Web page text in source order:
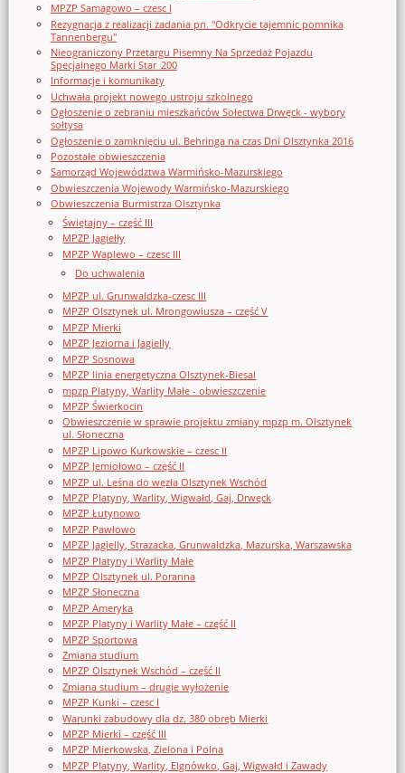
MPZP Samagowo – czesc I
Rezygnacja z realizacji zadania pn. "Odkrycie tajemnic pomnika
Tannenbergu"
Nieograniczony Przetargu Pisemny Na Sprzedaż Pojazdu
Specjalnego Marki Star_200
Informacje i komunikaty
Uchwała projekt nowego ustroju szkolnego
Ogłoszenie o zebraniu mieszkańców Sołectwa Drwęck - wybory
sołtysa
Ogłoszenie o zamknięciu ul. Behringa na czas Dni Olsztynka 2016
Pozostałe obwieszczenia
Samorząd Województwa Warmińsko-Mazurskiego
Obwieszczenia Wojewody Warmińsko-Mazurskiego
Obwieszczenia Burmistrza Olsztynka
Świętajny – część III
MPZP Jagiełły
MPZP Waplewo – czesc III
Do uchwalenia
MPZP ul. Grunwaldzka-czesc III
MPZP Olsztynek ul. Mrongowiusza – część V
MPZP Mierki
MPZP Jeziorna i Jagielly
MPZP Sosnowa
MPZP linia energetyczna Olsztynek-Biesal
mpzp Platyny, Warlity Małe - obwieszczenie
MPZP Świerkocin
Obwieszczenie w sprawie projektu zmiany mpzp m. Olsztynek
ul. Słoneczna
MPZP Lipowo Kurkowskie – czesc II
MPZP Jemiołowo – część II
MPZP ul. Leśna do węzła Olsztynek Wschód
MPZP Platyny, Warlity, Wigwałd, Gaj, Drwęck
MPZP Łutynowo
MPZP Pawłowo
MPZP Jagielly, Strazacka, Grunwaldzka, Mazurska, Warszawska
MPZP Platyny i Warlity Małe
MPZP Olsztynek ul. Poranna
MPZP Słoneczna
MPZP Ameryka
MPZP Platyny i Warlity Małe – część II
MPZP Sportowa
Zmiana studium
MPZP Olsztynek Wschód – część II
Zmiana studium – drugie wyłożenie
MPZP Kunki – czesc I
Warunki zabudowy dla dz. 380 obręb Mierki
MPZP Mierki – część III
MPZP Mierkowska, Zielona i Polna
MPZP Platyny, Warlity, Elgnówko, Gaj, Wigwałd i Zawady